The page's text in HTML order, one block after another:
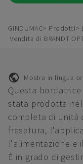
GINDUMAC Prodotti
Vendita di BRANDT
Mostra in lingua
Questa bordatrice
stata prodotta nel
completa di unità
fresatura,
l'alimentazione e
È in grado di